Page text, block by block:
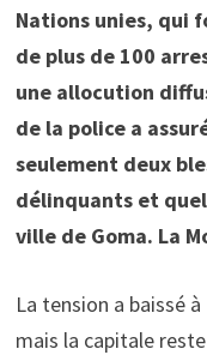
Nations unies, qui
de plus de 100
une allocution
de la police a
seulement deux
délinquants et
ville de Goma. La
La tension a baissé
mais la capitale